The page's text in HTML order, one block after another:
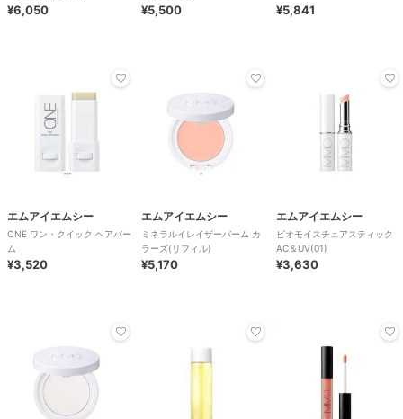
¥6,050 ¥5,500 ¥5,841
エムアイエムシー
ONE ワン・クイック ヘアバー
ム
¥3,520
エムアイエムシー
ミネラルイレイザーバーム カ
ラーズ(リフィル)
¥5,170
エムアイエムシー
ビオモイスチュアスティック
AC＆UV(01)
¥3,630